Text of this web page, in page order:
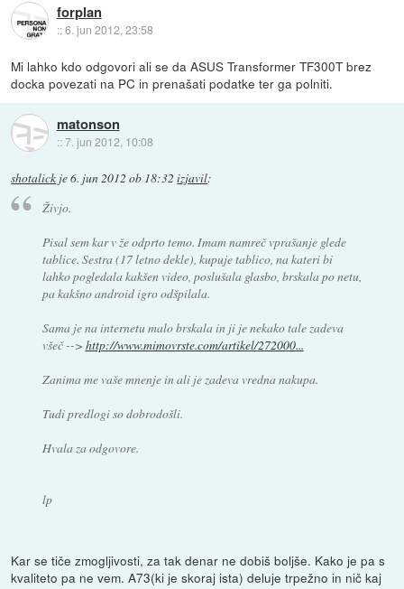
forplan
::6. jun 2012, 23:58
Mi lahko kdo odgovori ali se da ASUS Transformer TF300T brez
docka povezati na PC in prenašati podatke ter ga polniti.
matonson
::7. jun 2012, 10:08
shotalick je6. jun 2012 ob 18:32 izjavil:
Živjo.
Pisal sem kar v že odprto temo. Imam namreč vprašanje glede
tablice. Sestra (17 letno dekle), kupuje tablico, na kateri bi
lahko pogledala kakšen video, poslušala glasbo, brskala po netu,
pa kakšno android igro odšpilala.
Sama je na internetu malo brskala in ji je nekako tale zadeva
všeč --> http://www.mimovrste.com/artikel/272000...
Zanima me vaše mnenje in ali je zadeva vredna nakupa.
Tudi predlogi so dobrodošli.
Hvala za odgovore.
lp
Kar se tiče zmogljivosti, za tak denar ne dobiš boljše. Kako je pa s
kvaliteto pa ne vem. A73(ki je skoraj ista) deluje trpežno in nič kaj